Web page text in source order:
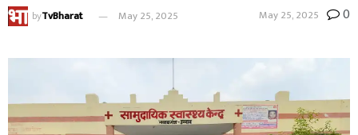
byTvBharat May 25, 2025 May 25, 2025 0